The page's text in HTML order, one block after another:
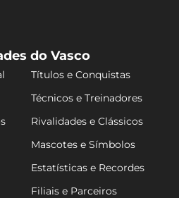
do Vasco
Títulos e Conquistas
Técnicos e Treinadores
Rivalidades e Clássicos
Mascotes e Símbolos
Estatísticas e Recordes
Filiais e Parceiros